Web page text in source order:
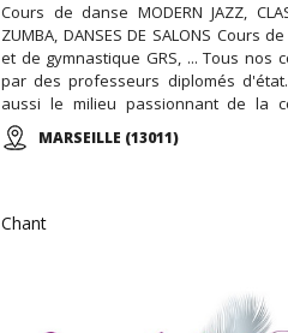
Cours de danse MODERN JAZZ,
ZUMBA, DANSES DE SALONS Cours
et de gymnastique GRS, ... Tous nos
par des professeurs diplomés
aussi le milieu passionnant de la
Enfants, Ados et Adultes.
Anniversaires, ... Cours d'essai offert !
MARSEILLE (13011)
Chant